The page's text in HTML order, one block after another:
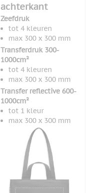
achterkant
Zeefdruk
tot 4 kleuren
max 300 x 300 mm
Transferdruk 300-
1000cm²
tot 4 kleuren
max 300 x 300 mm
Transfer reflective 600-
1000cm²
tot 1 kleur
max 300 x 300 mm